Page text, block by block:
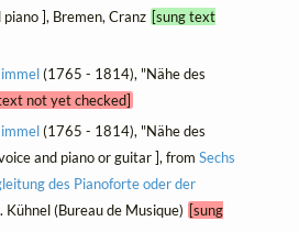
], Bremen, Cranz [sung text
(1765 - 1814), "Nähe des
not yet checked]
(1765 - 1814), "Nähe des
and piano or guitar ], from Sechs
des Pianoforte oder der
Kühnel (Bureau de Musique) [sung